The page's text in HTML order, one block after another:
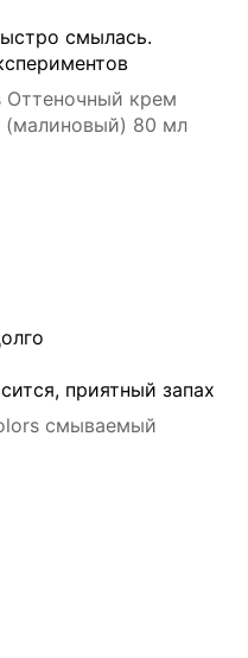
смылась.
Оттеночный крем
(малиновый) 80 мл
приятный запах
смываемый